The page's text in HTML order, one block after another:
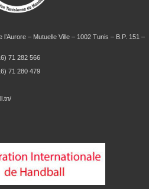
– Mutuelle Ville – 1002 Tunis – B.P. 151 –
71 282 566
71 280 479